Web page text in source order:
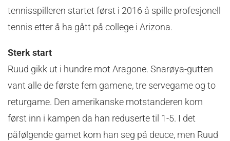
tennisspilleren startet først i 2016 å spille profesjonell
tennis etter å ha gått på college i Arizona.
Sterk start
Ruud gikk ut i hundre mot Aragone. Snarøya-gutten
vant alle de første fem gamene, tre servegame og to
returgame. Den amerikanske motstanderen kom
først inn i kampen da han reduserte til 1-5. I det
påfølgende gamet kom han seg på deuce, men Ruud